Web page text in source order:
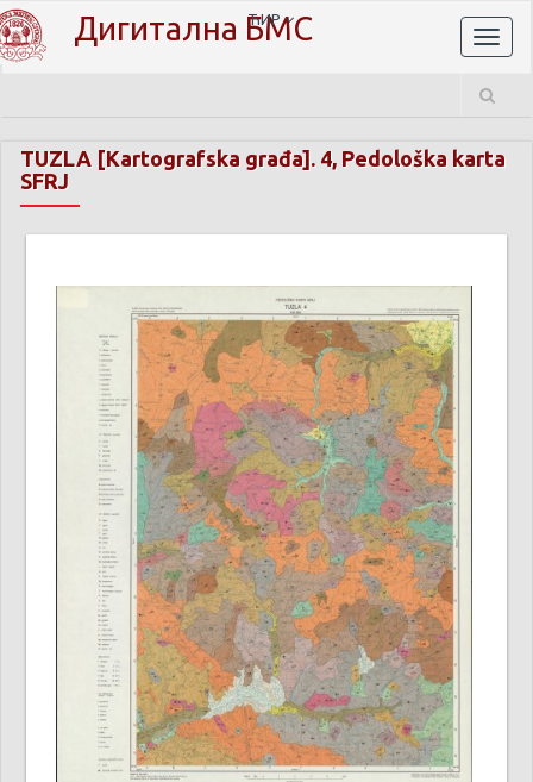
Дигитална БМС
ЋИР
TUZLA [Kartografska građa]. 4, Pedološka karta
SFRJ